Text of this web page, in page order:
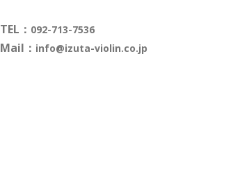
TEL： 092-713-7536
Mail： info@izuta-violin.co.jp